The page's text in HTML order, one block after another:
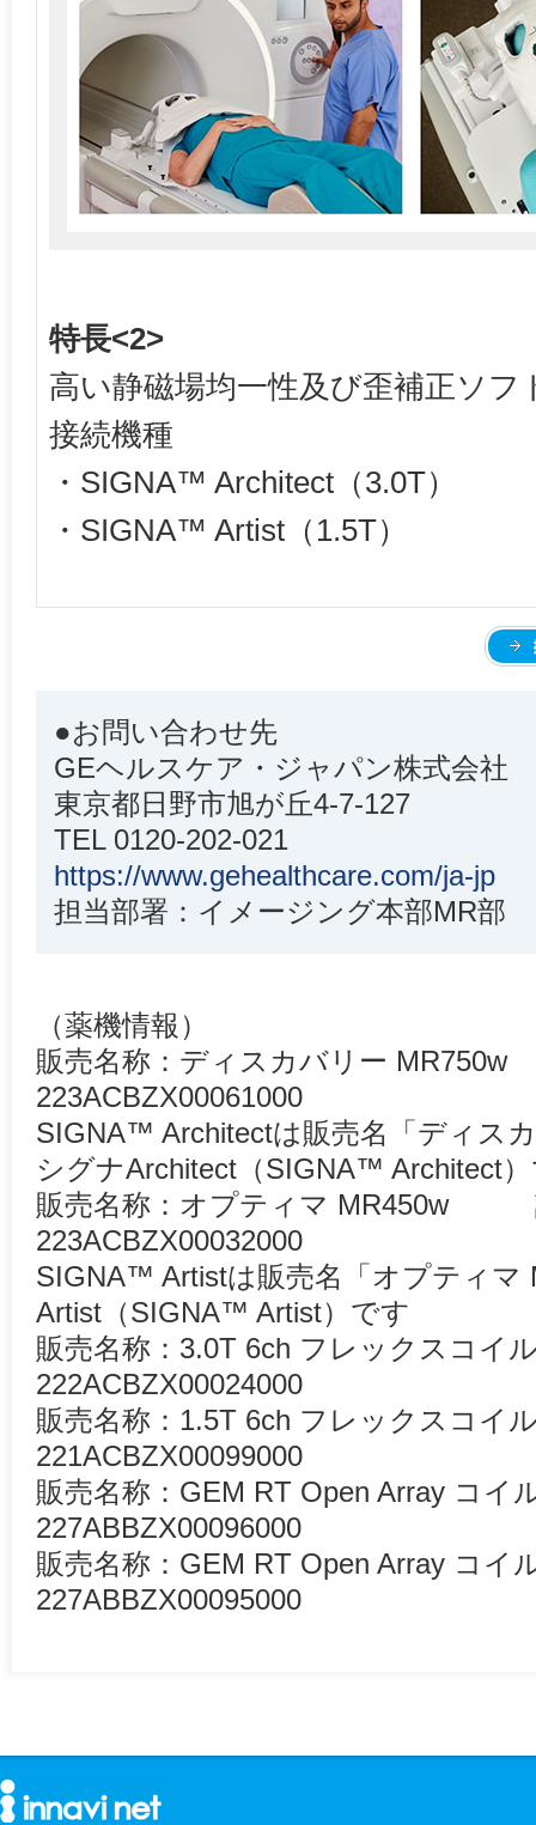
特長<2>
高い静磁場均一性及び歪補正ソフ
接続機種
・SIGNA™ Architect（3.0T）
・SIGNA™ Artist（1.5T）
●お問い合わせ先
GEヘルスケア・ジャパン株式会社
東京都日野市旭が丘4-7-127
TEL 0120-202-021
https://www.gehealthcare.com/ja-jp
担当部署：イメージング本部MR部
（薬機情報）
販売名称：ディスカバリー MR750w
223ACBZX00061000
SIGNA™ Architectは販売名「ディス
シグナArchitect（SIGNA™ Architect
販売名称：オプティマ MR450w
223ACBZX00032000
SIGNA™ Artistは販売名「オプティマ
Artist（SIGNA™ Artist）です
販売名称：3.0T 6ch フレックスコイ
222ACBZX00024000
販売名称：1.5T 6ch フレックスコイ
221ACBZX00099000
販売名称：GEM RT Open Array コ
227ABBZX00096000
販売名称：GEM RT Open Array コ
227ABBZX00095000